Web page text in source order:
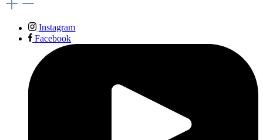
Instagram
Facebook